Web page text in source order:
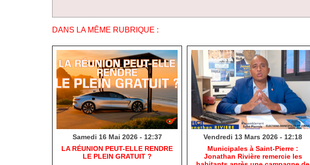
DANS LA MÊME RUBRIQUE :
Samedi 16 Mai 2026 - 12:37
​LA RÉUNION PEUT-ELLE RENDRE
LE PLEIN GRATUIT ?
Vendredi 13 Mars 2026 - 12:18
​Municipales à Saint-Pierre :
Jonathan Rivière remercie les